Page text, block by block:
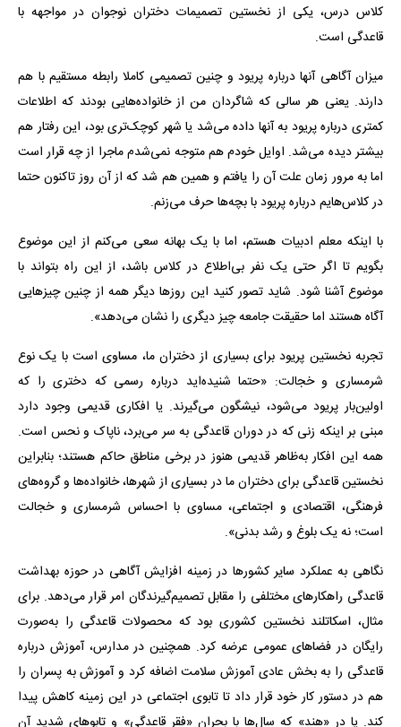
کلاس درس، یکی از نخستین تصمیمات دختران نوجوان در مواجهه با
قاعدگی است.
میزان آگاهی آنها درباره پریود و چنین تصمیمی کاملا رابطه مستقیم با هم
دارند. یعنی هر سالی که شاگردان من از خانواده‌هایی بودند که اطلاعات
کمتری درباره پریود به آنها داده می‌شد یا شهر کوچک‌تری بود، این رفتار هم
بیشتر دیده می‌شد. اوایل خودم هم متوجه نمی‌شدم ماجرا از چه قرار است
اما به مرور زمان علت آن را یافتم و همین هم شد که از آن روز تاکنون حتما
در کلاس‌هایم درباره پریود با بچه‌ها حرف می‌زنم.
با اینکه معلم ادبیات هستم، اما با یک بهانه سعی می‌کنم از این موضوع
بگویم تا اگر حتی یک نفر بی‌اطلاع در کلاس باشد، از این راه بتواند با
موضوع آشنا شود. شاید تصور کنید این روزها دیگر همه از چنین چیزهایی
آگاه هستند اما حقیقت جامعه چیز دیگری را نشان می‌دهد».
تجربه نخستین پریود برای بسیاری از دختران ما، مساوی است با یک نوع
شرمساری و خجالت: «حتما شنیده‌اید درباره رسمی که دختری را که
اولین‌بار پریود می‌شود، نیشگون می‌گیرند. یا افکاری قدیمی وجود دارد
مبنی بر اینکه زنی که در دوران قاعدگی به سر می‌برد، ناپاک و نحس است.
همه این افکار به‌ظاهر قدیمی هنوز در برخی مناطق حاکم هستند؛ بنابراین
نخستین قاعدگی برای دختران ما در بسیاری از شهرها، خانواده‌ها و گروه‌های
فرهنگی، اقتصادی و اجتماعی، مساوی با احساس شرمساری و خجالت
است؛ نه یک بلوغ و رشد بدنی».
نگاهی به عملکرد سایر کشورها در زمینه افزایش آگاهی در حوزه بهداشت
قاعدگی راهکارهای مختلفی را مقابل تصمیم‌گیرندگان امر قرار می‌دهد. برای
مثال، اسکاتلند‌ نخستین کشوری بود که محصولات قاعدگی را به‌صورت
رایگان در فضاهای عمومی عرضه کرد. همچنین در مدارس، آموزش درباره
قاعدگی را به بخش عادی آموزش سلامت اضافه کرد و آموزش به پسران را
هم در دستور کار خود قرار داد تا تابوی اجتماعی در این زمینه کاهش پیدا
کند. یا در «هند» که سال‌ها با بحران «فقر قاعدگی» و تابوهای شدید آن